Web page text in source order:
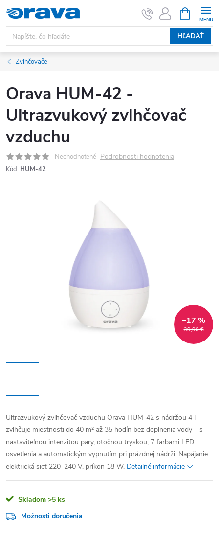
Prejsť na obsah
HĽADAŤ
Zvlhčovače
Orava HUM-42 -
Ultrazvukový zvlhčovač
vzduchu
Neohodnotené Podrobnosti hodnotenia
Kód: HUM-42
39,90 €
–17 %
Ultrazvukový zvlhčovač vzduchu Orava HUM-42 s nádržou 4 l
zvlhčuje miestnosti do 40 m² až 35 hodín bez doplnenia vody – s
nastaviteľnou intenzitou pary, otočnou tryskou, 7 farbami LED
osvetlenia a automatickým vypnutím pri prázdnej nádrži. Napájanie:
elektrická sieť 220–240 V, príkon 18 W. Detailné informácie
Skladom >5 ks
Možnosti doručenia